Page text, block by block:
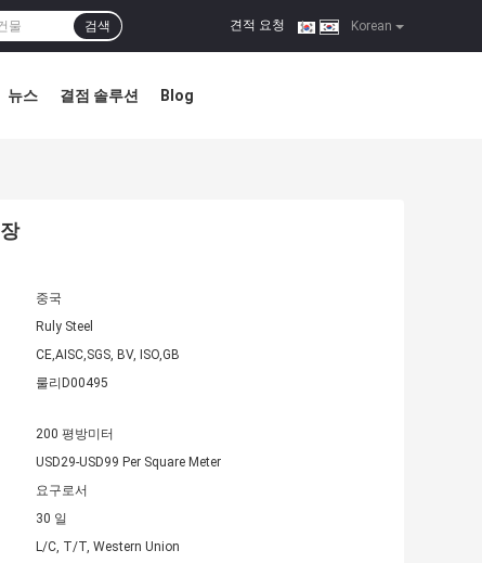
Korean
견적 요청 |
검색
뉴스 결점 솔루션 Blog
중국
Ruly Steel
CE,AISC,SGS, BV, ISO,GB
룰리D00495
200 평방미터
USD29-USD99 Per Square Meter
요구로서
30 일
L/C, T/T, Western Union